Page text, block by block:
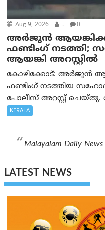
Aug 9, 2026 . 0
അർജുൻ ആയങ്കിക്ക്
ഫണ്ടിംഗ്
ആയങ്കി അറസ്റ്റിൽ
കോഴിക്കോട്: അർജുൻ
ഫണ്ടിംഗ് നടത്തിയ
പോലീസ് അറസ്റ്റ് ചെയ്തു.
KERALA
Malayalam Daily News
LATEST NEWS